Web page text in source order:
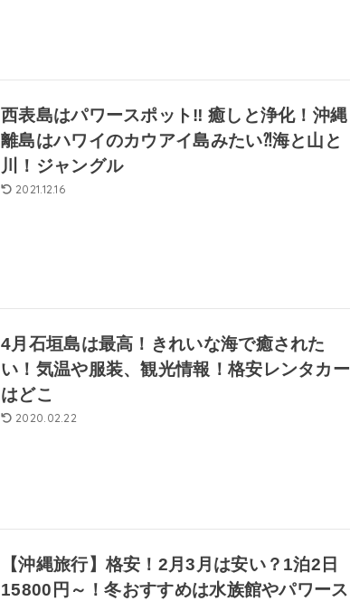
西表島はパワースポット‼ 癒しと浄化！沖縄
離島はハワイのカウアイ島みたい⁈海と山と
川！ジャングル
2021.12.16
4月石垣島は最高！きれいな海で癒された
い！気温や服装、観光情報！格安レンタカー
はどこ
2020.02.22
【沖縄旅行】格安！2月3月は安い？1泊2日
15800円～！冬おすすめは水族館やパワース